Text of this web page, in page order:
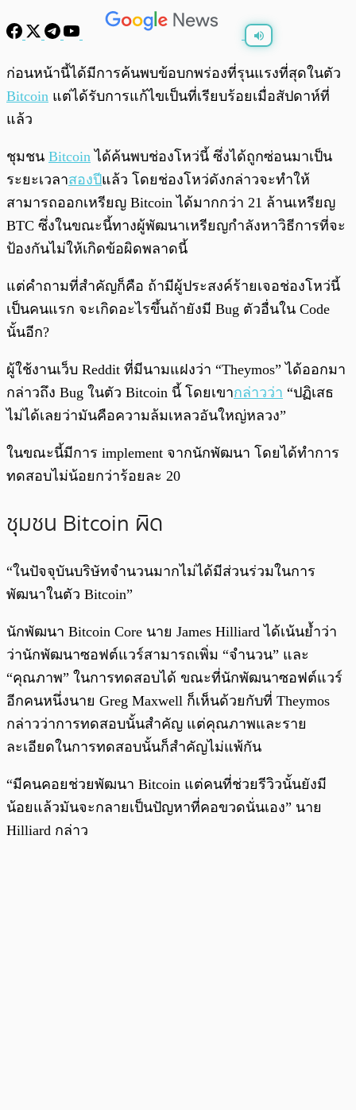
พร้อมเล่น 0:00/ 0:00
ก่อนหน้านี้ได้มีการค้นพบข้อบกพร่องที่รุนแรงที่สุดในตัว
Bitcoin แต่ได้รับการแก้ไขเป็นที่เรียบร้อยเมื่อสัปดาห์ที่
แล้ว
ชุมชน Bitcoin ได้ค้นพบช่องโหว่นี้ ซึ่งได้ถูกซ่อนมาเป็น
ระยะเวลาสองปีแล้ว โดยช่องโหว่ดังกล่าวจะทำให้
สามารถออกเหรียญ Bitcoin ได้มากกว่า 21 ล้านเหรียญ
BTC ซึ่งในขณะนี้ทางผู้พัฒนาเหรียญกำลังหาวิธีการที่จะ
ป้องกันไม่ให้เกิดข้อผิดพลาดนี้
แต่คำถามที่สำคัญก็คือ ถ้ามีผู้ประสงค์ร้ายเจอช่องโหว่นี้
เป็นคนแรก จะเกิดอะไรขึ้นถ้ายังมี Bug ตัวอื่นใน Code
นั้นอีก?
ผู้ใช้งานเว็บ Reddit ที่มีนามแฝงว่า “Theymos” ได้ออกมา
กล่าวถึง Bug ในตัว Bitcoin นี้ โดยเขากล่าวว่า “ปฏิเสธ
ไม่ได้เลยว่ามันคือความล้มเหลวอันใหญ่หลวง”
ในขณะนี้มีการ implement จากนักพัฒนา โดยได้ทำการ
ทดสอบไม่น้อยกว่าร้อยละ 20
ชุมชน Bitcoin ผิด
“ในปัจจุบันบริษัทจำนวนมากไม่ได้มีส่วนร่วมในการ
พัฒนาในตัว Bitcoin”
นักพัฒนา Bitcoin Core นาย James Hilliard ได้เน้นย้ำว่า
ว่านักพัฒนาซอฟต์แวร์สามารถเพิ่ม “จำนวน” และ
“คุณภาพ” ในการทดสอบได้ ขณะที่นักพัฒนาซอฟต์แวร์
อีกคนหนึ่งนาย Greg Maxwell ก็เห็นด้วยกับที่ Theymos
กล่าวว่าการทดสอบนั้นสำคัญ แต่คุณภาพและราย
ละเอียดในการทดสอบนั้นก็สำคัญไม่แพ้กัน
“มีคนคอยช่วยพัฒนา Bitcoin แต่คนที่ช่วยรีวิวนั้นยังมี
น้อยแล้วมันจะกลายเป็นปัญหาที่คอขวดนั่นเอง” นาย
Hilliard กล่าว